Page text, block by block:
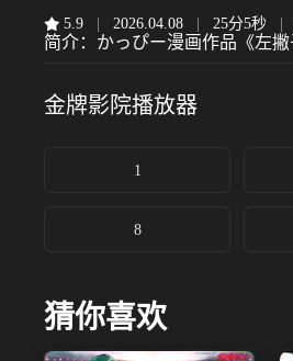
5.9 2026.04.08 25分5秒
简介： かっぴー漫画作品《左撇
金牌影院播放器
1
8
猜你喜欢